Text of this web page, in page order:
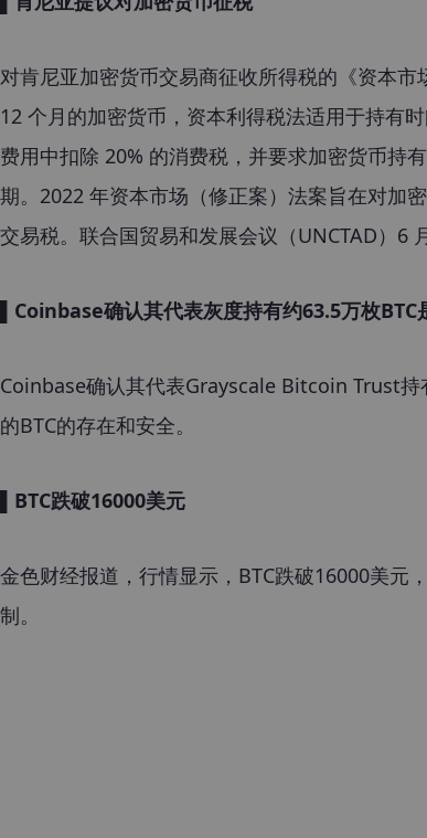
对肯尼亚加密货币交易商征收所得税的《资本
12 个月的加密货币，资本利得税法适用于持有
费用中扣除 20% 的消费税，并要求加密货币持
期。2022 年资本市场（修正案）法案旨在对加
交易税。联合国贸易和发展会议（UNCTAD） 6
▌Coinbase确认其代表灰度持有约63.5万枚BTC
Coinbase确认其代表Grayscale Bitcoin Trust持
的BTC的存在和安全。
▌BTC跌破16000美元
金色财经报道，行情显示，BTC跌破16000美元
制。